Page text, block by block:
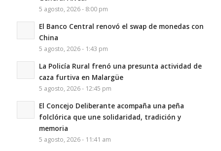
5 agosto, 2026 - 8:00 pm
El Banco Central renovó el swap de monedas con
China
5 agosto, 2026 - 1:43 pm
La Policía Rural frenó una presunta actividad de
caza furtiva en Malargüe
5 agosto, 2026 - 12:45 pm
El Concejo Deliberante acompaña una peña
folclórica que une solidaridad, tradición y
memoria
5 agosto, 2026 - 11:41 am